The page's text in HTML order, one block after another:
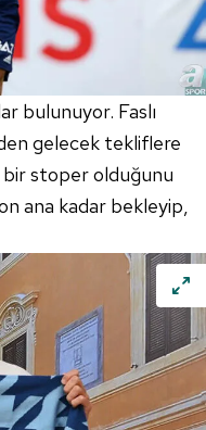
bulunuyor. Faslı
gelecek tekliflere
bir stoper olduğunu
ana kadar bekleyip,